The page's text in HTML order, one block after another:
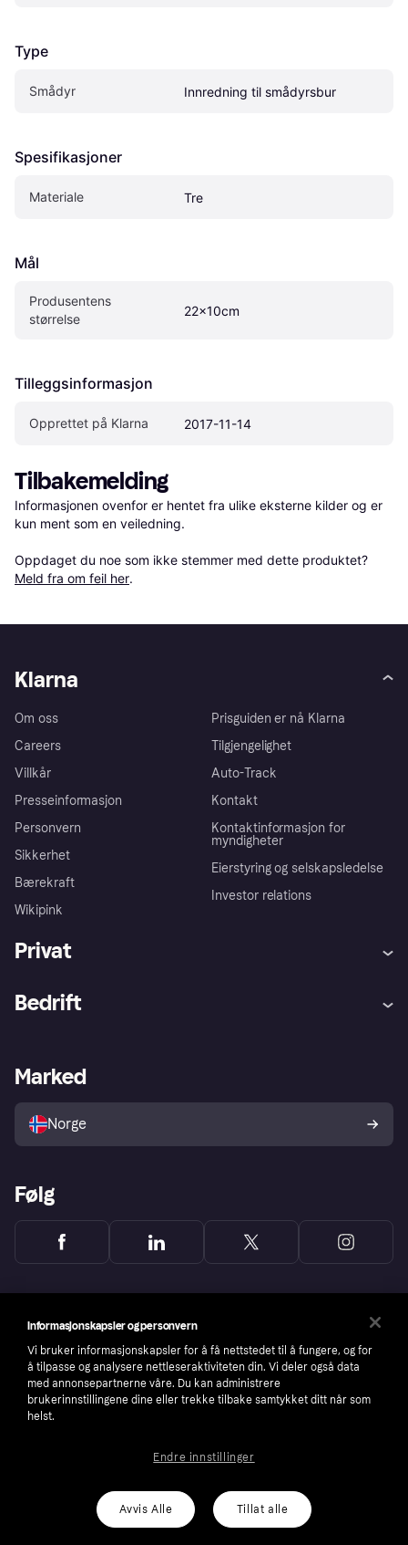
Type
Smådyr Innredning til smådyrsbur
Spesifikasjoner
Materiale Tre
Mål
Produsentens
størrelse
22x10cm
Tilleggsinformasjon
Opprettet på Klarna 2017-11-14
Tilbakemelding
Informasjonen ovenfor er hentet fra ulike eksterne kilder og er
kun ment som en veiledning.
Oppdaget du noe som ikke stemmer med dette produktet?
Meld fra om feil her.
Klarna
Om oss
Careers
Villkår
Presseinformasjon
Personvern
Sikkerhet
Bærekraft
Wikipink
Prisguiden er nå Klarna
Tilgjengelighet
Auto-Track
Kontakt
Kontaktinformasjon for
myndigheter
Eierstyring og selskapsledelse
Investor relations
Privat
Utforsk butikker
Bedrift
Merchant portal
Marked
Norge
Følg
number: 556737-0431
Cookies Klarna.com
Informasjonskapsler og personvern
Vi bruker informasjonskapsler for å få nettstedet til å fungere, og for
å tilpasse og analysere nettleseraktiviteten din. Vi deler også data
med annonsepartnerne våre. Du kan administrere
brukerinnstillingene dine eller trekke tilbake samtykket ditt når som
helst.
Avvis Alle Tillat alle
Endre innstillinger